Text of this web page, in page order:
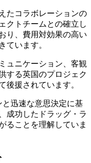
たコラボレーションの
クトチームとの確立し
り、費用対効果の高い
ています。
ュニケーション、客観
する英国のプロジェク
後援されています。
迅速な意思決定に基
成功したドラッグ・ラ
ることを理解していま